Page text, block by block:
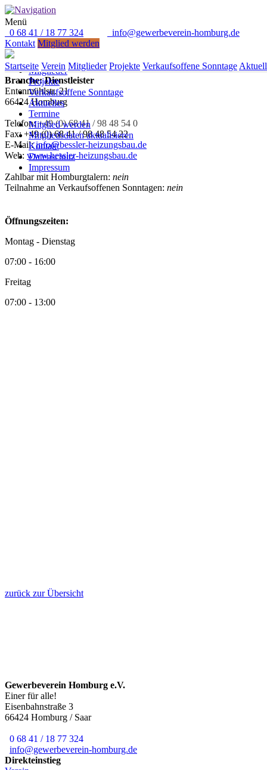
Menü
Direkt anrufen: 0 68 41 / 18 77 324
Startseite
Mitglieder
Projekte
Verkaufsoffene Sonntage
Aktuelles
Termine
Mitglied werden
Mitgliedsdaten aktualisieren
Kontakt
Datenschutz
Impressum
0 68 41 / 18 77 324
info@gewerbeverein-homburg.de
Kontakt Mitglied werden
Startseite Verein Mitglieder Projekte Verkaufsoffene Sonntage
Bessler Heizungs- und
Branche: Dienstleister
Entenmühlstr. 21
66424 Homburg
Telefon:+49 (0) 68 41 / 98 48 54 0
Fax: +49 (0) 68 41 / 98 48 54 22
E-Mail:info@bessler-heizungsbau.de
Web: www.bessler-heizungsbau.de
Zahlbar mit Homburgtalern: nein
Teilnahme an Verkaufsoffenen Sonntagen: nein
Öffnungszeiten:
Montag - Dienstag
07:00 - 16:00
Freitag
07:00 - 13:00
zurück zur Übersicht
Gewerbeverein Homburg e.V.
Einer für alle!
Eisenbahnstraße 3
66424 Homburg / Saar
0 68 41 / 18 77 324
info@gewerbeverein-homburg.de
Direkteinstieg